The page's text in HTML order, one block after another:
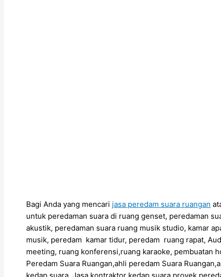
Bagi Anda yang mencari jasa peredam suara ruangan
untuk peredaman suara di ruang genset, peredaman
akustik, peredaman suara ruang musik studio, kamar
musik, peredam kamar tidur, peredam ruang rapat,
meeting, ruang konferensi,ruang karaoke,
Peredam Suara Ruangan,ahli peredam Suara